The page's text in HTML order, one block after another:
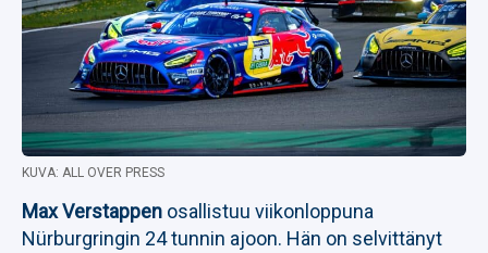
KUVA: ALL OVER PRESS
Max Verstappen osallistuu viikonloppuna
Nürburgringin 24 tunnin ajoon. Hän on selvittänyt